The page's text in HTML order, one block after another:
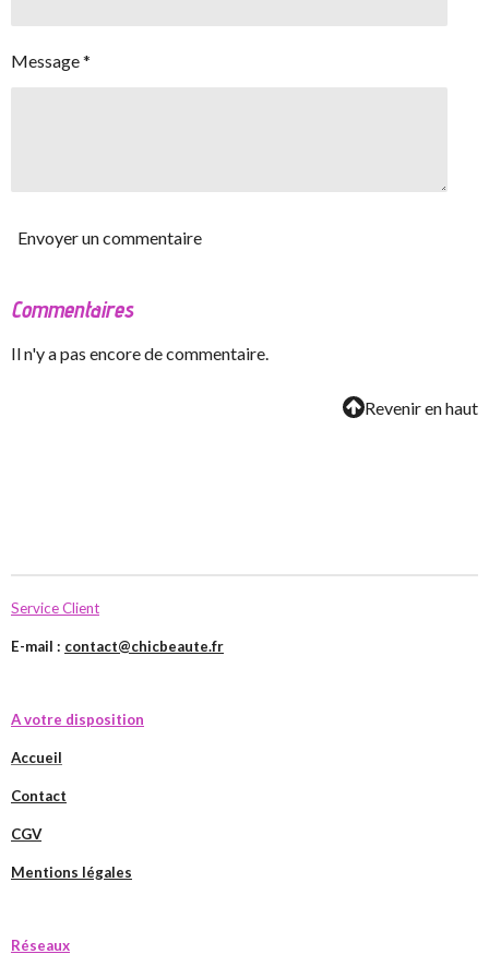
Message *
Envoyer un commentaire
Commentaires
Il n'y a pas encore de commentaire.
Revenir en haut
Service Client
E-mail : contact@chicbeaute.fr
A votre disposition
Accueil
Contact
CGV
Mentions légales
Réseaux